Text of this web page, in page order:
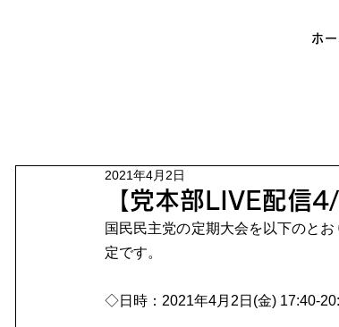
ホ
【党本部LIVE配信
2021年4月2日
国民民主党の定期大会を以下のと
定です。
◇日時：2021年4月2日(金) 17:40-